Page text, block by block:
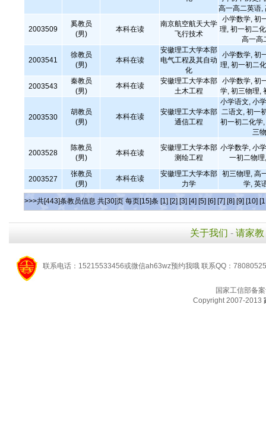
高一高二英语,
2003509
奚教员
(男)
本科在读
南京航空航天大学
飞行技术
小学数学, 初
理, 初一初二
高一高
2003541
徐教员
(男)
本科在读
安徽理工大学本部
电气工程及其自动
化
小学数学, 初
理, 初一初二
2003543
秦教员
(男)
本科在读
安徽理工大学本部
土木工程
小学数学, 初
学, 初三物理,
2003530
胡教员
(男)
本科在读
安徽理工大学本部
通信工程
小学语文, 小
二语文, 初一
初一初二化学
三
2003528
陈教员
(男)
本科在读
安徽理工大学本部
测绘工程
小学数学, 小
一初二物
2003527
张教员
(男)
本科在读
安徽理工大学本部
力学
初三物理, 高
学, 英
>>>共[443]条教员信息 共[30]页 每页[15]条 [1] [2] [3] [4] [5] [6] [7] [8] [9] [10]
关于我们 - 请家教
联系电话：15215533456或微信ah63wz预约我哦 联系QQ：
国家工信部备
Copyright 2007-2013